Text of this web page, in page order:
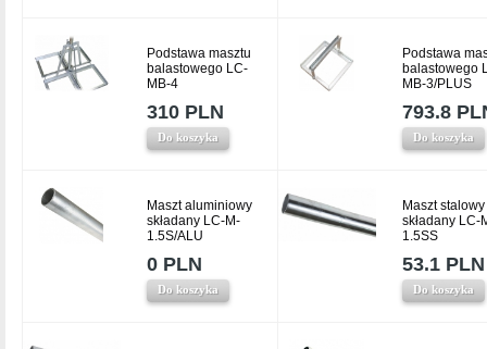
Podstawa masztu
balastowego LC-
MB-4
310 PLN
Do koszyka
Podstawa
balastowego
MB-3/PLUS
793.8
Do koszyka
Maszt aluminiowy
składany LC-M-
1.5S/ALU
0 PLN
Do koszyka
Maszt stalowy
składany LC-
1.5SS
53.1 PLN
Do koszyka